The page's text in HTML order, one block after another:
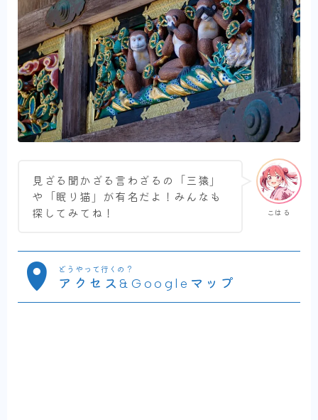
こはる
見ざる聞かざる言わざるの「三猿」
や「眠り猫」が有名だよ！みんなも
探してみてね！
どうやって行くの？
アクセス&Googleマップ